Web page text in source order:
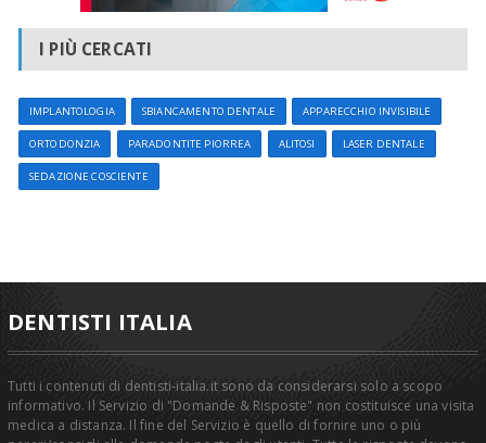
I PIÙ CERCATI
IMPLANTOLOGIA SBIANCAMENTO DENTALE APPARECCHIO INVISIBILE
ORTODONZIA PARADONTITE PIORREA ALITOSI LASER DENTALE
SEDAZIONE COSCIENTE
DENTISTI ITALIA
Tutti i contenuti di dentisti-italia.it sono da considerarsi solo a scopo
informativo. Il Servizio di "Domande & Risposte" non costituisce una visita
medica a distanza. Il fine del Servizio è quello di fornire uno o più